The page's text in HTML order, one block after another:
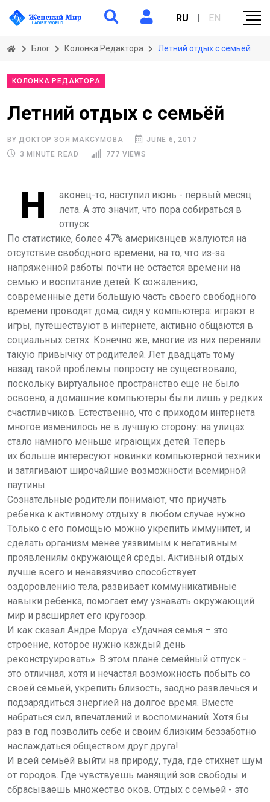
RU | EN
Блог Колонка Редактора Летний отдых с семьёй
КОЛОНКА РЕДАКТОРА
Летний отдых с семьёй
BY ДОКТОР ЗОЯ МАКСУМОВА
JUNE 6, 2017
3 MINUTE READ
777 VIEWS
Н
аконец-то, наступил июнь - первый месяц
лета. А это значит, что пора собираться в
отпуск.
По статистике, более 47% американцев жалуются на
отсутствие свободного времени, на то, что из-за
напряженной работы почти не остается времени на
семью и воспитание детей. К сожалению,
современные дети большую часть своего свободного
времени проводят дома, сидя у компьютера: играют в
игры, путешествуют в интернете, активно общаются в
социальных сетях. Конечно же, многие из них переняли
такую привычку от родителей. Лет двадцать тому
назад такой проблемы попросту не существовало,
поскольку виртуальное пространство еще не было
освоено, а домашние компьютеры были лишь у редких
счастливчиков. Естественно, что с приходом интернета
многое изменилось не в лучшую сторону: на улицах
стало намного меньше играющих детей. Теперь
их больше интересуют новинки компьютерной техники
и затягивают широчайшие возможности всемирной
паутины.
Сознательные родители понимают, что приучать
ребенка к активному отдыху в любом случае нужно.
Только с его помощью можно укрепить иммунитет, и
сделать организм менее уязвимым к негативным
проявлениям окружающей среды. Активный отдых
лучше всего и ненавязчиво способствует
оздоровлению тела, развивает коммуникативные
навыки ребенка, помогает ему узнавать окружающий
мир и расширяет его кругозор.
И как сказал Андре Моруа: «Удачная семья – это
строение, которое нужно каждый день
реконструировать». В этом плане семейный отпуск -
это отличная, хотя и нечастая возможность побыть со
своей семьей, укрепить близость, заодно развлечься и
подзарядиться энергией на долгое время. Вместе
набраться сил, впечатлений и воспоминаний. Хотя бы
раз в год позволить себе и своим близким беззаботно
наслаждаться обществом друг друга!
И всей семьёй выйти на природу, туда, где стихнет шум
от городов. Где чувствуешь манящий зов свободы и
сбрасываешь множество оков. Отдых с семьей - это